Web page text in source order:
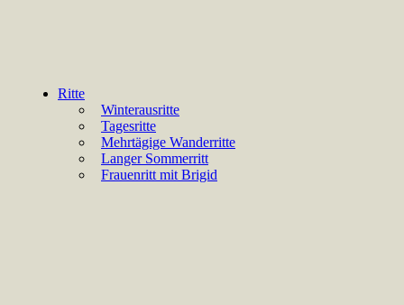
Ritte
Winterausritte
Tagesritte
Mehrtägige Wanderritte
Langer Sommerritt
Frauenritt mit Brigid